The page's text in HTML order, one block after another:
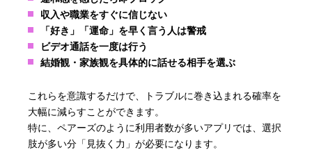
収入や職業をすぐに信じない
「好き」「運命」を早く言う人は警戒
ビデオ通話を一度は行う
結婚観・家族観を具体的に話せる相手を選ぶ
これらを意識するだけで、トラブルに巻き込まれる確率を
大幅に減らすことができます。
特に、ペアーズのように利用者数が多いアプリでは、選択
肢が多い分「見抜く力」が必要になります。